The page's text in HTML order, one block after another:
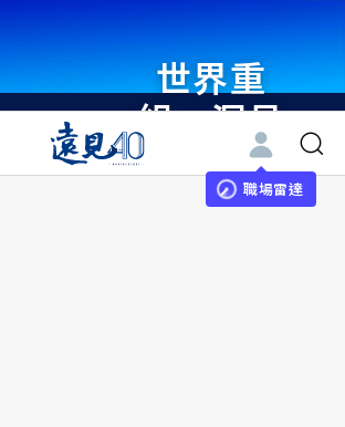
世界重
組・洞見
未來 與
世界領袖
職場雷達